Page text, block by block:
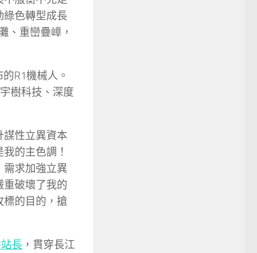
綠色轉型成長
、重巒疊嶂，
R1機械人。
樹科技、深度
謀性立異資本
的主色調！
需求加強立異
重破壞了我的
標的目的，搶
長 ，貫穿長江